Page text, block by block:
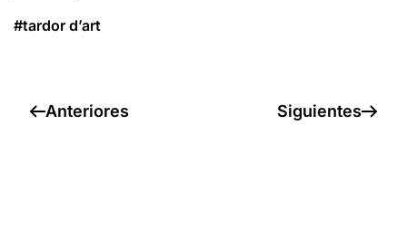
#tardor d’art
Anteriores Siguientes